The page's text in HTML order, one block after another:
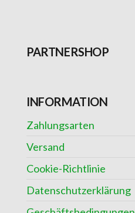
PARTNERSHOP
INFORMATION
Zahlungsarten
Versand
Cookie-Richtlinie
Datenschutzerklärung